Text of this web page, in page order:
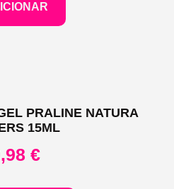
PRALINE NATURA
15ML
€